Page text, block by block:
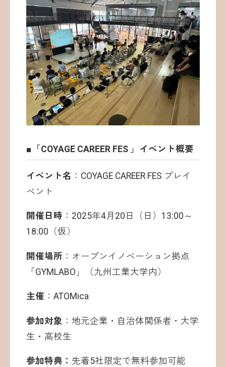
■「COYAGE CAREER FES 」イベント概要
イベント名 ：COYAGE CAREER FES プレイ
ベント
開催日時 ：2025年4月20日（日）13:00～
18:00（仮）
開催場所 ：オープンイノベーション拠点
「GYMLABO」（九州工業大学内）
主催 ：ATOMica
参加対象 ：地元企業・自治体関係者・大学
生・高校生
参加特典： 先着5社限定で無料参加可能